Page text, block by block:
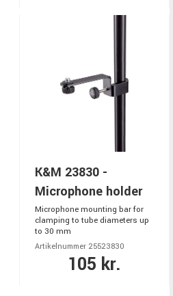
K&M 23830 -
Microphone holder
Microphone mounting bar for
clamping to tube diameters up
to 30 mm
Artikelnummer 25523830
105 kr.